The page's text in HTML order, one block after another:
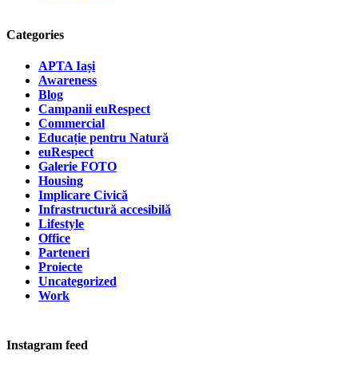
Categories
APTA Iași
Awareness
Blog
Campanii euRespect
Commercial
Educație pentru Natură
euRespect
Galerie FOTO
Housing
Implicare Civică
Infrastructură accesibilă
Lifestyle
Office
Parteneri
Proiecte
Uncategorized
Work
Instagram feed